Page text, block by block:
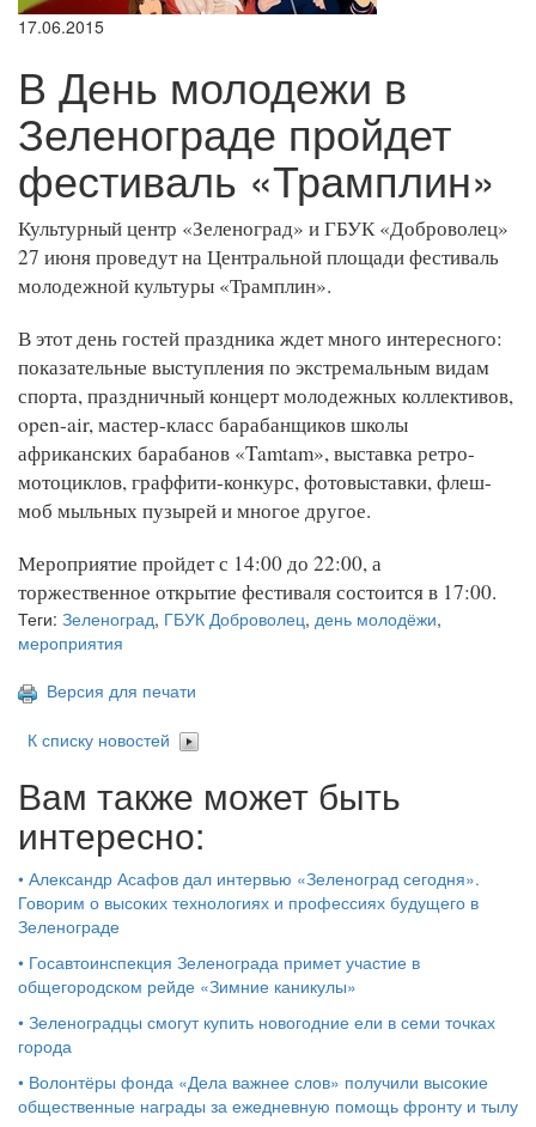
17.06.2015
В День молодежи в
Зеленограде пройдет
фестиваль «Трамплин»
Культурный центр «Зеленоград» и ГБУК «Доброволец»
27 июня проведут на Центральной площади фестиваль
молодежной культуры «Трамплин».
В этот день гостей праздника ждет много интересного:
показательные выступления по экстремальным видам
спорта, праздничный концерт молодежных коллективов,
open-air, мастер-класс барабанщиков школы
африканских барабанов «Tamtam», выставка ретро-
мотоциклов, граффити-конкурс, фотовыставки, флеш-
моб мыльных пузырей и многое другое.
Мероприятие пройдет с 14:00 до 22:00, а
торжественное открытие фестиваля состоится в 17:00.
Теги: Зеленоград, ГБУК Доброволец, день молодёжи,
мероприятия
Версия для печати
К списку новостей
Вам также может быть
интересно:
• Александр Асафов дал интервью «Зеленоград сегодня».
Говорим о высоких технологиях и профессиях будущего в
Зеленограде
• Госавтоинспекция Зеленограда примет участие в
общегородском рейде «Зимние каникулы»
• Зеленоградцы смогут купить новогодние ели в семи точках
города
• Волонтёры фонда «Дела важнее слов» получили высокие
общественные награды за ежедневную помощь фронту и тылу